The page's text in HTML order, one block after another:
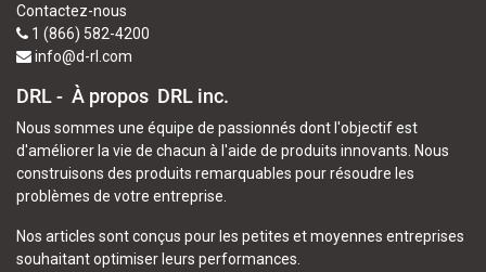
Contactez-nous
1 (866) 582-4200
info@d-rl.com
DRL - À propos DRL inc.
Nous sommes une équipe de passionnés dont l'objectif est
d'améliorer la vie de chacun à l'aide de produits innovants. Nous
construisons des produits remarquables pour résoudre les
problèmes de votre entreprise.
Nos articles sont conçus pour les petites et moyennes entreprises
souhaitant optimiser leurs performances.